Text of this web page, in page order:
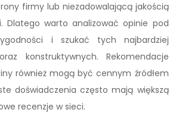
firmy lub niezadowalającą jakością
Dlatego warto analizować opinie pod
i szukać tych najbardziej
konstruktywnych. Rekomendacje
również mogą być cennym źródłem
doświadczenia często mają większą
recenzje w sieci.